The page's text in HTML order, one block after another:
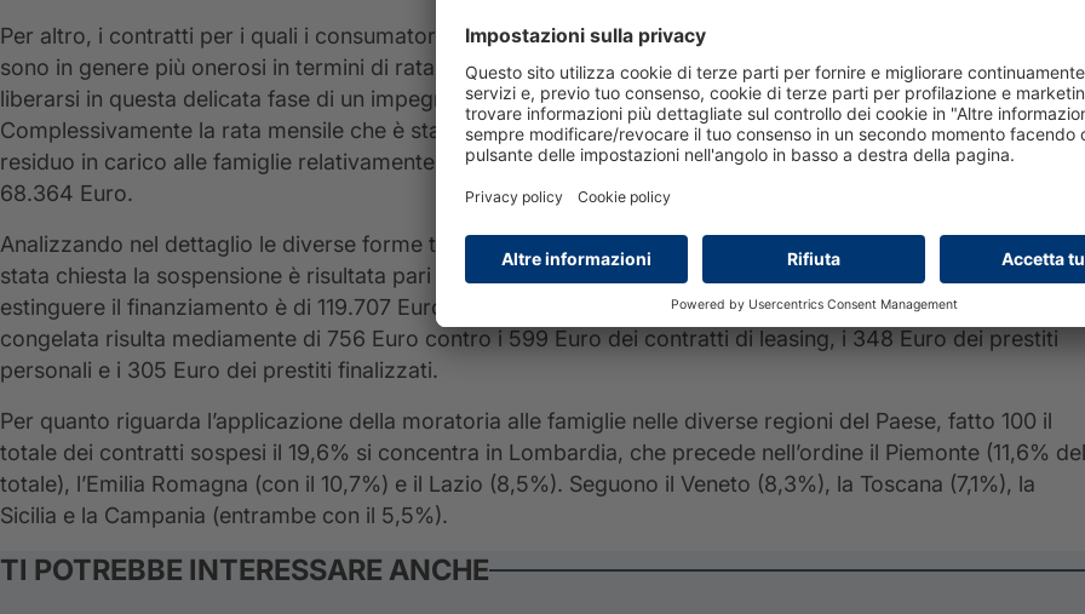
Per altro, i contratti per i quali i consumatori hanno potuto ottenere la sospensione grazie alla moratoria
sono in genere più onerosi in termini di rata mensile e debito residuo, consentendo così ai beneficiari di
liberarsi in questa delicata fase di un impegno significativo e agevolare la sostenibilità del bilancio familiare.
Complessivamente la rata mensile che è stata sospesa in questi mesi risulta pari a 571 Euro mentre il debito
residuo in carico alle famiglie relativamente ai contratti sui quali è stata applicata la moratoria è pari a
68.364 Euro.
Analizzando nel dettaglio le diverse forme tecniche, per i mutui immobiliari la rata mensile per la quale è
stata chiesta la sospensione è risultata pari a 665 Euro, mentre l’importo residuo ancora da rimborsare per
estinguere il finanziamento è di 119.707 Euro. Per i mutui di liquidità, invece, la rata mensile che è stata
congelata risulta mediamente di 756 Euro contro i 599 Euro dei contratti di leasing, i 348 Euro dei prestiti
personali e i 305 Euro dei prestiti finalizzati.
Per quanto riguarda l’applicazione della moratoria alle famiglie nelle diverse regioni del Paese, fatto 100 il
totale dei contratti sospesi il 19,6% si concentra in Lombardia, che precede nell’ordine il Piemonte (11,6% del
totale), l’Emilia Romagna (con il 10,7%) e il Lazio (8,5%). Seguono il Veneto (8,3%), la Toscana (7,1%), la
Sicilia e la Campania (entrambe con il 5,5%).
TI POTREBBE INTERESSARE ANCHE